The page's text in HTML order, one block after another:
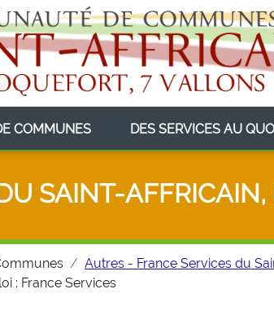
COMMUNES(CURRENT)DES SERVICES AU
SAINT-
Autres - France Services du
: France Services